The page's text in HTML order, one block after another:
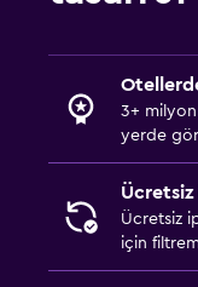
3+ milyon
yerde
Ücretsiz
Ücretsiz
için